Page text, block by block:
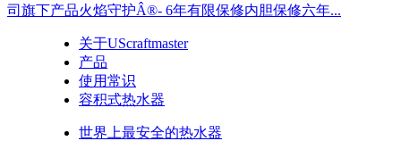
司旗下产品火焰守护Â®- 6年有限保修内胆保修六年...
关于UScraftmaster
产品
使用常识
容积式热水器
世界上最安全的热水器